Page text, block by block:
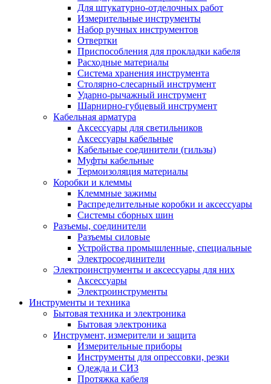
Для штукатурно-отделочных работ
Измерительные инструменты
Набор ручных инструментов
Отвертки
Приспособления для прокладки кабеля
Расходные материалы
Система хранения инструмента
Столярно-слесарный инструмент
Ударно-рычажный инструмент
Шарнирно-губцевый инструмент
Кабельная арматура
Аксессуары для светильников
Аксессуары кабельные
Кабельные соединители (гильзы)
Муфты кабельные
Термоизоляция материалы
Коробки и клеммы
Клеммные зажимы
Распределительные коробки и аксессуары
Системы сборных шин
Разъемы, соединители
Разъемы силовые
Устройства промышленные, специальные
Электросоединители
Электроинструменты и аксессуары для них
Аксессуары
Электроинструменты
Инструменты и техника
Бытовая техника и электроника
Бытовая электроника
Инструмент, измерители и защита
Измерительные приборы
Инструменты для опрессовки, резки
Одежда и СИЗ
Протяжка кабеля